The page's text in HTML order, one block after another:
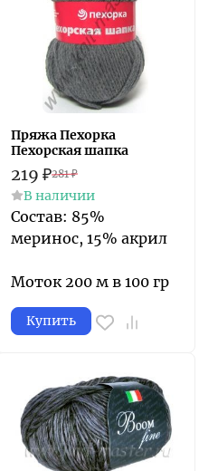
Пряжа Пехорка
Пехорская шапка
219 ₽281 ₽
В наличии
Состав: 85%
меринос, 15% акрил
Моток 200 м в 100 гр
Купить